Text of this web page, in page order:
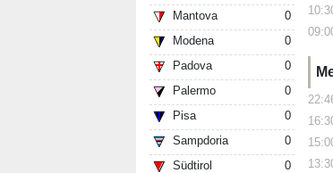
Mantova
0
Modena
0
Padova
0
Palermo
0
Pisa
0
Sampdoria
0
Südtirol
0